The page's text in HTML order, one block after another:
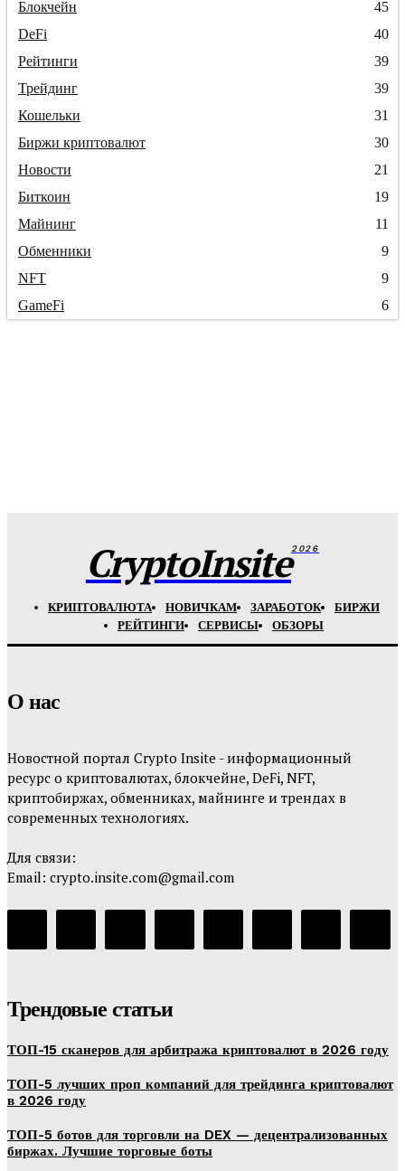
Блокчейн
45
DeFi
40
Рейтинги
39
Трейдинг
39
Кошельки
31
Биржи криптовалют
30
Новости
21
Биткоин
19
Майнинг
11
Обменники
9
NFT
9
GameFi
6
CryptoInsite2026
КРИПТОВАЛЮТА НОВИЧКАМ ЗАРАБОТОК
БИРЖИ
РЕЙТИНГИ
СЕРВИСЫ ОБЗОРЫ
О нас
Новостной портал Crypto Insite - информационный
ресурс о криптовалютах, блокчейне, DeFi, NFT,
криптобиржах, обменниках, майнинге и трендах в
современных технологиях.
Для связи:
Email: crypto.insite.com@gmail.com
Трендовые статьи
ТОП-15 сканеров для арбитража криптовалют в 2026 году
ТОП-5 лучших проп компаний для трейдинга криптовалют
в 2026 году
ТОП-5 ботов для торговли на DEX — децентрализованных
биржах. Лучшие торговые боты